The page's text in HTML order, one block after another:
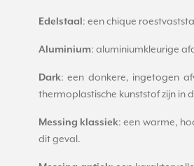
Edelstaal : een chique
Aluminium: aluminiumkleurige
Dark: een donkere, ingetogen
thermoplastische kunststof zijn in
Messing klassiek: een warme,
dit geval.